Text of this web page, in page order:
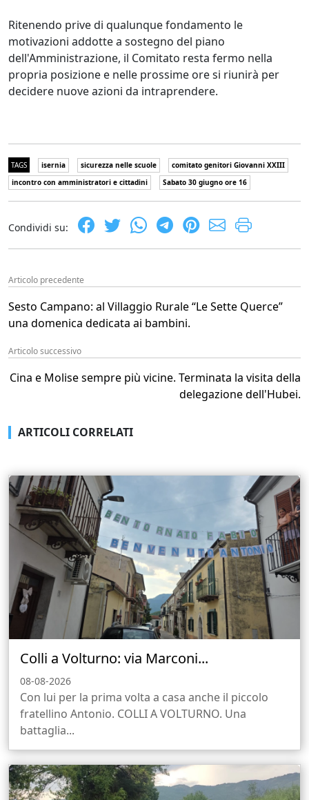
Ritenendo prive di qualunque fondamento le
motivazioni addotte a sostegno del piano
dell'Amministrazione, il Comitato resta fermo nella
propria posizione e nelle prossime ore si riunirà per
decidere nuove azioni da intraprendere.
TAGS isernia sicurezza nelle scuole
comitato genitori Giovanni XXIII
incontro con amministratori e cittadini
Sabato 30 giugno ore 16
Condividi su:
Articolo precedente
Sesto Campano: al Villaggio Rurale “Le Sette Querce”
una domenica dedicata ai bambini.
Articolo successivo
Cina e Molise sempre più vicine. Terminata la visita della
delegazione dell'Hubei.
ARTICOLI CORRELATI
Colli a Volturno: via Marconi...
08-08-2026
Con lui per la prima volta a casa anche il piccolo
fratellino Antonio. COLLI A VOLTURNO. Una
battaglia...